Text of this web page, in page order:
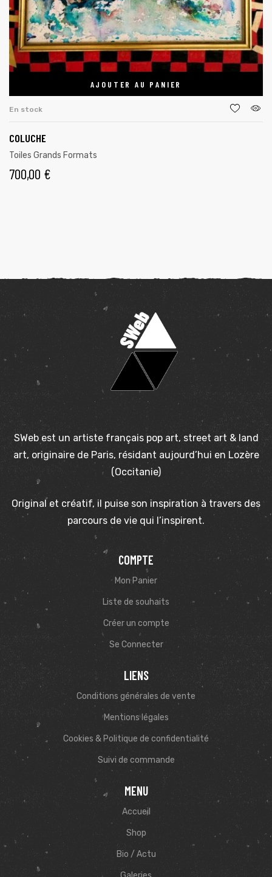
AJOUTER AU PANIER
En stock
COLUCHE
Toiles Grands Formats
700,00 €
SWeb est un artiste français pop art, street art & land
art, originaire de Paris, résidant aujourd’hui en Lozère
(Occitanie)
Original et créatif, il puise son inspiration à travers des
parcours de vie qui l’inspirent.
COMPTE
Mon Panier
Liste de souhaits
Créer un compte
Se Connecter
LIENS
Conditions générales de vente
Mentions légales
Cookies & Politique de confidentialité
Suivi de commande
MENU
Accueil
Shop
Bio / Actu